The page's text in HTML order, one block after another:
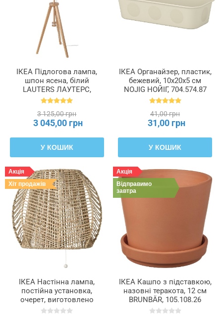
ІКЕА Підлогова лампа,
шпон ясена, білий
LAUTERS ЛАУТЕРС,
304.050.42
3 125,00 грн
3 045,00 грн
У КОШИК
ІКЕА Органайзер, пластик,
бежевий, 10x20x5 см
NOJIG НОЙІГ, 704.574.87
41,00 грн
31,00 грн
У КОШИК
Акція
Хіт продажів
ІКЕА Настінна лампа,
постійна установка,
очерет, виготовлено
вручну MÅNALG,
Акція
Відправимо
завтра
ІКЕА Кашпо з підставкою,
назовні теракота, 12 см
BRUNBÄR, 105.108.26